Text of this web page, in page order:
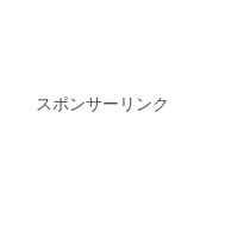
スポンサーリンク